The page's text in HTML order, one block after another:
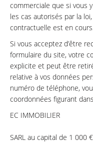
commerciale que si vous
les cas autorisés par la
contractuelle est en
Si vous acceptez d’être
formulaire du site, votre
explicite et peut être
relative à vos données
numéro de téléphone,
coordonnées figurant
EC IMMOBILIER
SARL au capital de 1 000 €